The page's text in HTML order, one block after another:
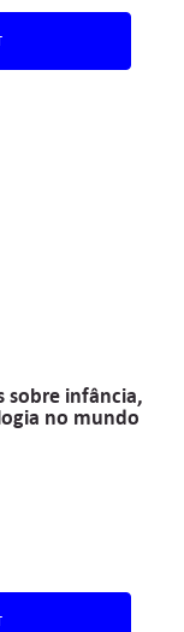
sobre infância,
no mundo